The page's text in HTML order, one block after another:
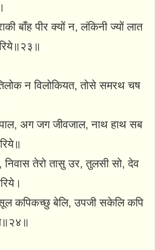
बाँह पीर क्यों न, लंकिनी ज्यों लात
न विलोकियत, तोसे समरथ चष
अग जग जीवजाल, नाथ हाथ सब
निवास तेरो तासु उर, तुलसी सो, देव
कपिकच्छु बेलि, उपजी सकेलि कपि